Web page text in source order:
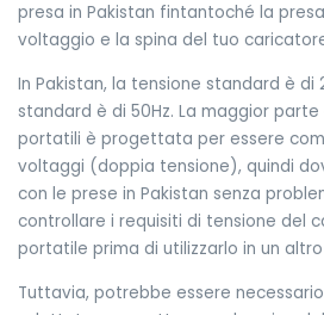
presa in Pakistan fintantoché la
voltaggio e la spina del tuo
In Pakistan, la tensione standard è di
standard è di 50Hz. La maggior
portatili è progettata per essere
voltaggi (doppia tensione), quindi
con le prese in Pakistan senza
controllare i requisiti di tensione del
portatile prima di utilizzarlo in un
Tuttavia, potrebbe essere